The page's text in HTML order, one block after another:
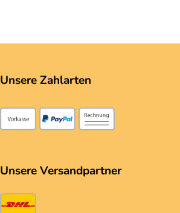
Unsere Zahlarten
Unsere Versandpartner